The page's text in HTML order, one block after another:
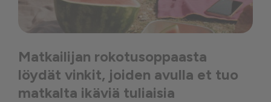
Matkailijan rokotusoppaasta
löydät vinkit, joiden avulla et tuo
matkalta ikäviä tuliaisia